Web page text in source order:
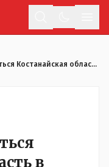
Как будет развиваться Костанайская область в ближайшую пятилетку?
в